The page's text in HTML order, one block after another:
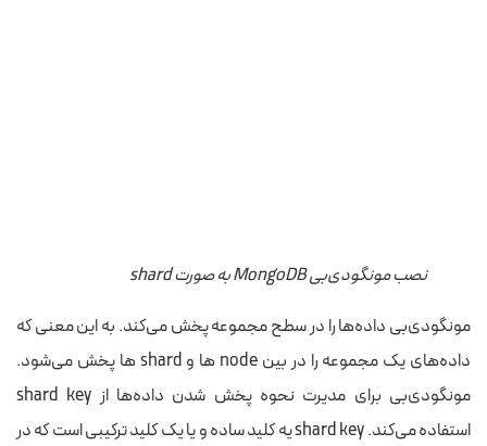
نصب مونگودی‌بی MongoDB به صورت shard
مونگودی‌بی داده‌ها را در سطح مجموعه پخش می‌کند. به این معنی که
داده‌های یک مجموعه را در بین node ها و shard ها پخش می‌شود.
مونگودی‌بی برای مدیرت نحوه پخش شدن داده‌ها از shard key
استفاده می‌کند. shard key یه کلید ساده و یا یک کلید ترکیبی است که در